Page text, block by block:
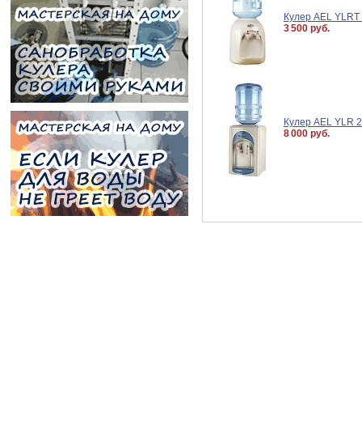
Кулер AEL
3 500 руб.
Кулер AEL YLR
8 000 руб.